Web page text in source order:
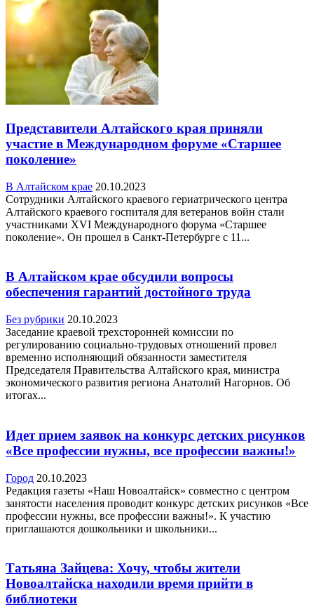
Представители Алтайского края приняли
участие в Международном форуме «Старшее
поколение»
В Алтайском крае 20.10.2023
Сотрудники Алтайского краевого гериатрического центра
Алтайского краевого госпиталя для ветеранов войн стали
участниками XVI Международного форума «Старшее
поколение». Он прошел в Санкт-Петербурге с 11...
В Алтайском крае обсудили вопросы
обеспечения гарантий достойного труда
Без рубрики 20.10.2023
Заседание краевой трехсторонней комиссии по
регулированию социально-трудовых отношений провел
временно исполняющий обязанности заместителя
Председателя Правительства Алтайского края, министра
экономического развития региона Анатолий Нагорнов. Об
итогах...
Идет прием заявок на конкурс детских рисунков
«Все профессии нужны, все профессии важны!»
Город 20.10.2023
Редакция газеты «Наш Новоалтайск» совместно с центром
занятости населения проводит конкурс детских рисунков «Все
профессии нужны, все профессии важны!». К участию
приглашаются дошкольники и школьники...
Татьяна Зайцева: Хочу, чтобы жители
Новоалтайска находили время прийти в
библиотеки